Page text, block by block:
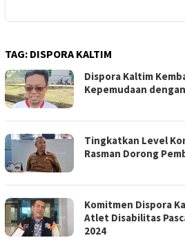
TAG: DISPORA KALTIM
Dispora Kaltim
Kepemudaan
Tingkatkan Level
Rasman Dorong
Komitmen Dispora
Atlet Disabilitas
2024